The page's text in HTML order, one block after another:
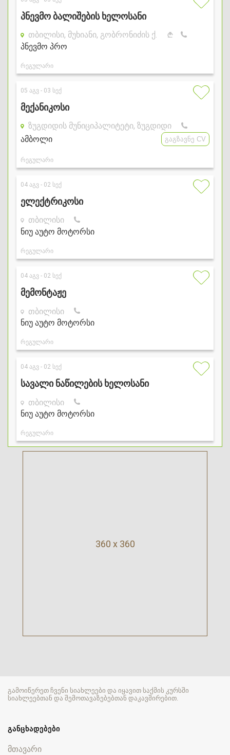
360 x 360
გამოიწერეთ ჩვენი სიახლეები და იყავით საქმის კურსში
სიახლეებთან და შემოთავაზებებთან დაკავშირებით.
ᲒᲐᲜᲪᲮᲐᲓᲔᲑᲔᲑᲘ
მთავარი